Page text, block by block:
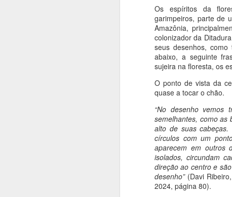
Os espíritos da
garimpeiros, parte de
Amazônia,
colonizador da
seus desenhos,
abaixo, a seguinte
sujeira na floresta, os
O ponto de vista da
quase a tocar o chão.
“No desenho vemos
semelhantes, como as
alto de suas
círculos com um
aparecem em outros
isolados, circundam
direção ao centro e
desenho”(Davi Ribeiro,
2024, página 80).
JUL
27
JUL